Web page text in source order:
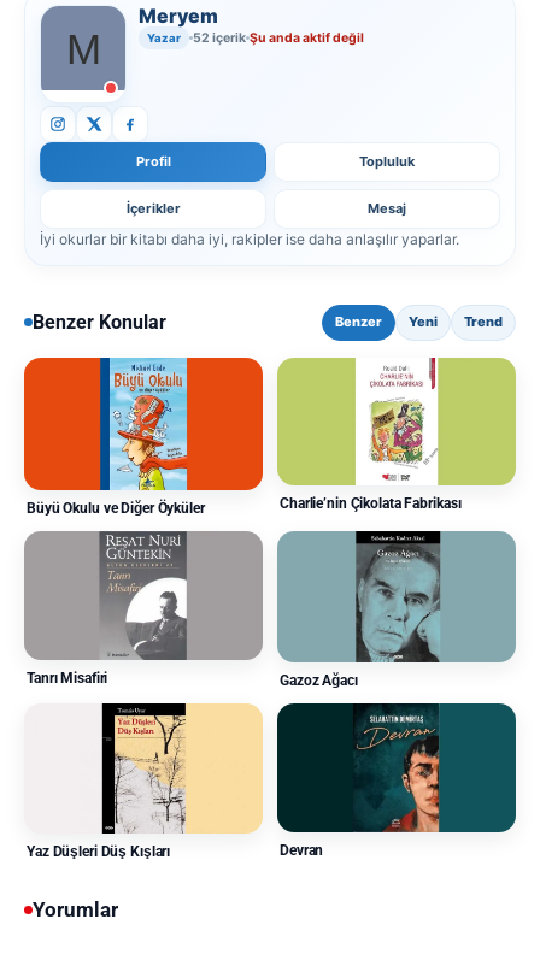
Meryem
Yazar 52 içerik Şu anda aktif değil
Profil Topluluk
İçerikler Mesaj
İyi okurlar bir kitabı daha iyi, rakipler ise daha anlaşılır yaparlar.
Benzer Konular Benzer Yeni Trend
Büyü Okulu ve Diğer Öyküler Charlie’nin Çikolata Fabrikası
Tanrı Misafiri Gazoz Ağacı
Yaz Düşleri Düş Kışları Devran
Yorumlar